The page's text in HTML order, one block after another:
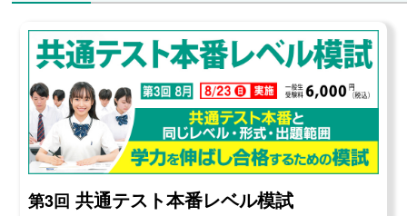
第3回 共通テスト本番レベル模試